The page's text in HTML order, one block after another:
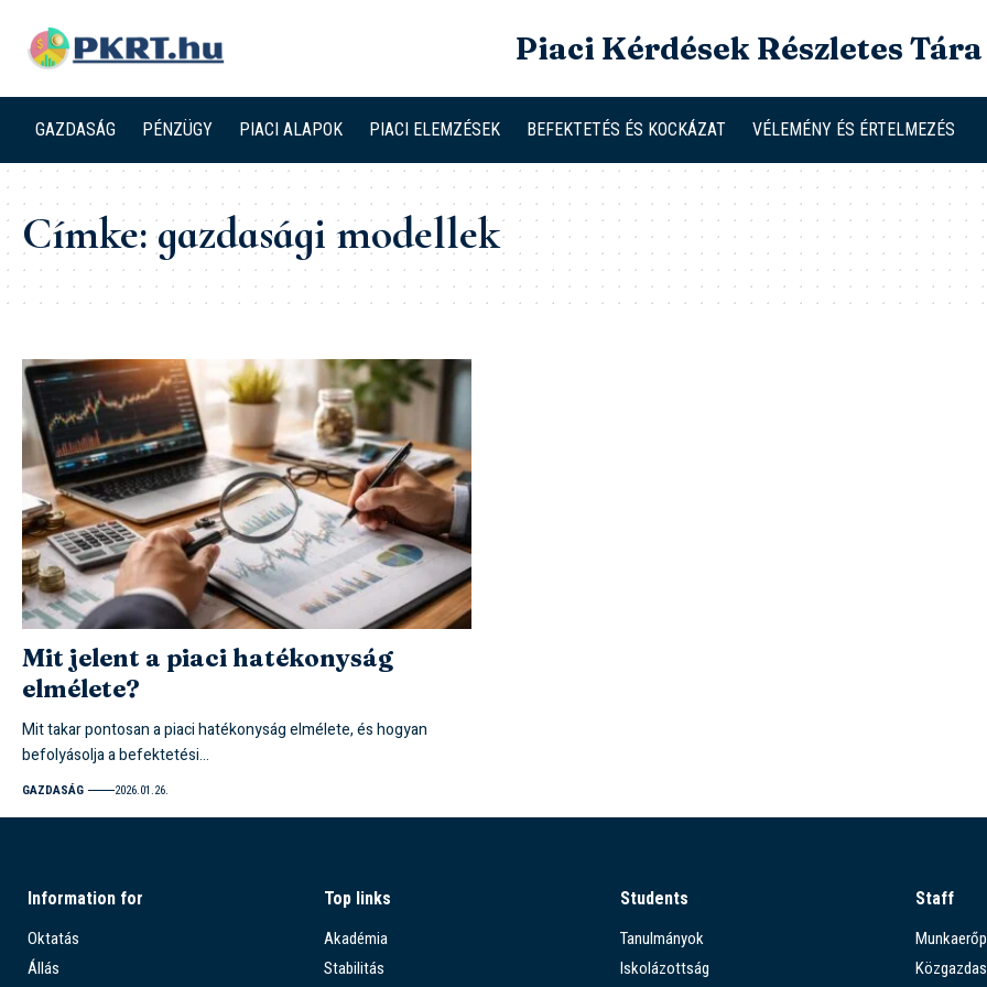
Piaci Kérdések Részletes Tára
GAZDASÁG PÉNZÜGY PIACI ALAPOK PIACI ELEMZÉSEK BEFEKTETÉS ÉS KOCKÁZAT VÉLEMÉNY ÉS ÉRTELMEZÉS
Címke:gazdasági modellek
Mit jelent a piaci hatékonyság
elmélete?
Mit takar pontosan a piaci hatékonyság elmélete, és hogyan
befolyásolja a befektetési…
GAZDASÁG 2026.01.26.
Information for
Oktatás
Állás
Top links
Akadémia
Stabilitás
Students
Tanulmányok
Iskolázottság
Staff